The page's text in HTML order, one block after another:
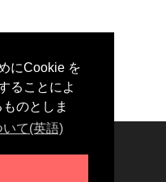
にCookie を
ることによ
のとしま
て(英語)